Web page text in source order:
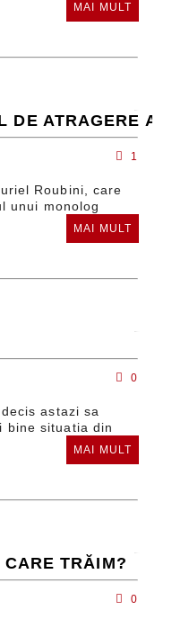
MAI MULT
ATRAGERE A
1
Roubini, care
unui monolog
MAI MULT
0
astazi sa
bine situatia din
MAI MULT
TRĂIM?
0